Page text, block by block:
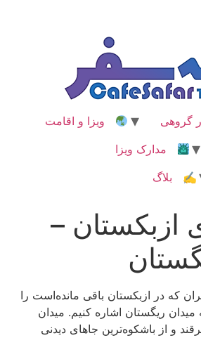
گروهی
ویزا و اقامت
مدارک ویزا
✍ بلاگ
ازبکستان –
که در ازبکستان باقی مانده‌است را
میدان ریگستان اشاره کنیم. میدان
و از باشکوه‌ترین جاهای دیدنی